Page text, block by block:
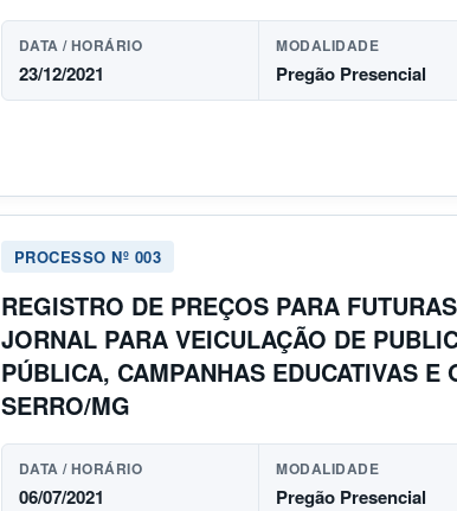
DATA / HORÁRIO
23/12/2021
MODALIDADE
Pregão Presencial
PROCESSO Nº 003
REGISTRO DE PREÇOS PARA
JORNAL PARA VEICULAÇÃO DE
PÚBLICA, CAMPANHAS EDUCATIVAS
SERRO/MG
DATA / HORÁRIO
06/07/2021
MODALIDADE
Pregão Presencial